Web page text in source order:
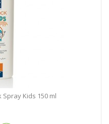
Kids 150 ml